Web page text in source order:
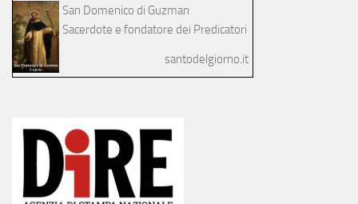
San Domenico di Guzman
Sacerdote e fondatore dei Predicatori
santodelgiorno.it